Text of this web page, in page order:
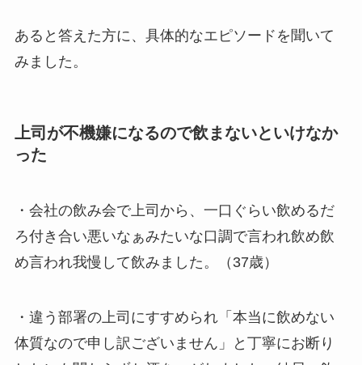
あると答えた方に、具体的なエピソードを聞いて
みました。
上司が不機嫌になるので飲まないといけなか
った
・会社の飲み会で上司から、一口ぐらい飲めるだ
ろ付き合い悪いなぁみたいな口調で言われ飲め飲
め言われ我慢して飲みました。（37歳）
・違う部署の上司にすすめられ「本当に飲めない
体質なので申し訳ございません」と丁寧にお断り